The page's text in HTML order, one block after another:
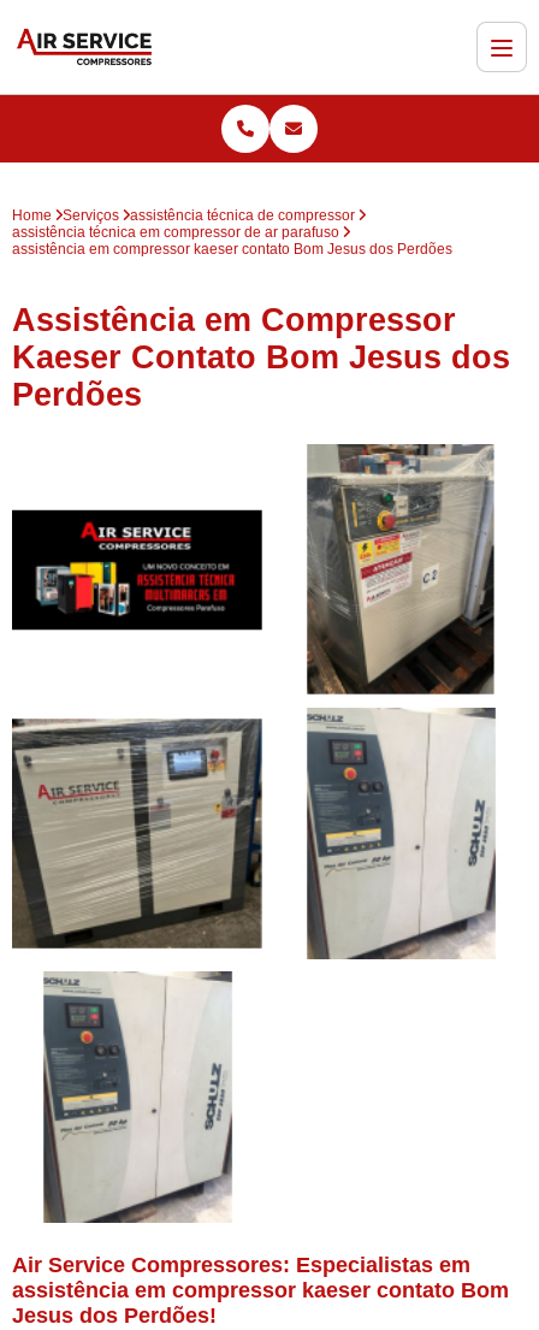
Home Serviços
assistência técnica de compressor
assistência técnica em compressor de ar parafuso
assistência em compressor kaeser contato Bom Jesus dos Perdões
Assistência em Compressor
Kaeser Contato Bom Jesus dos
Perdões
Air Service Compressores: Especialistas em
assistência em compressor kaeser contato Bom
Jesus dos Perdões!